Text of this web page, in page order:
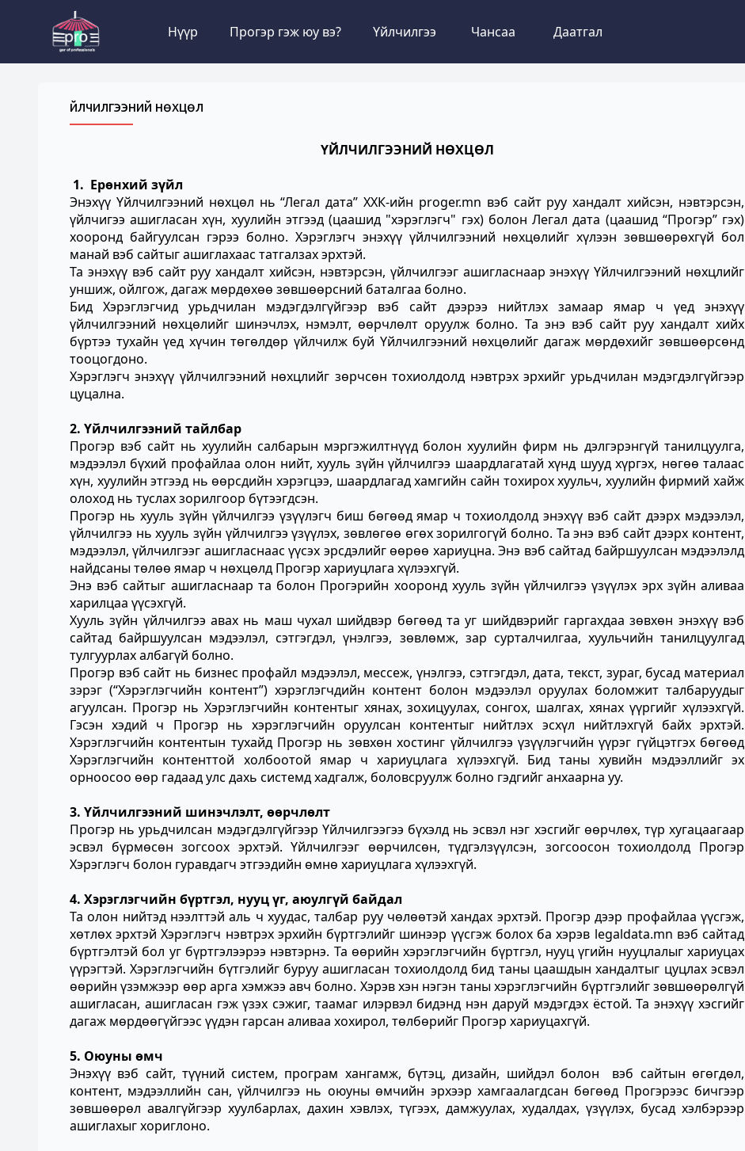
Нүүр Прогэр гэж юу вэ? Үйлчилгээ Чансаа Даатгал
Үйлчилгээний нөхцөл
ҮЙЛЧИЛГЭЭНИЙ НӨХЦӨЛ
1. Ерөнхий зүйл
Энэхүү Үйлчилгээний нөхцөл нь “Легал дата” ХХК-ийн proger.mn вэб сайт руу хандалт хийсэн, нэвтэрсэн,
үйлчигээ ашигласан хүн, хуулийн этгээд (цаашид "хэрэглэгч" гэх) болон Легал дата (цаашид “Прогэр” гэх)
хооронд байгуулсан гэрээ болно. Хэрэглэгч энэхүү үйлчилгээний нөхцөлийг хүлээн зөвшөөрөхгүй бол
манай вэб сайтыг ашиглахаас татгалзах эрхтэй.
Та энэхүү вэб сайт руу хандалт хийсэн, нэвтэрсэн, үйлчилгээг ашигласнаар энэхүү Үйлчилгээний нөхцлийг
уншиж, ойлгож, дагаж мөрдөхөө зөвшөөрсний баталгаа болно.
Бид Хэрэглэгчид урьдчилан мэдэгдэлгүйгээр вэб сайт дээрээ нийтлэх замаар ямар ч үед энэхүү
үйлчилгээний нөхцөлийг шинэчлэх, нэмэлт, өөрчлөлт оруулж болно. Та энэ вэб сайт руу хандалт хийх
бүртээ тухайн үед хүчин төгөлдөр үйлчилж буй Үйлчилгээний нөхцөлийг дагаж мөрдөхийг зөвшөөрсөнд
тооцогдоно.
Хэрэглэгч энэхүү үйлчилгээний нөхцлийг зөрчсөн тохиолдолд нэвтрэх эрхийг урьдчилан мэдэгдэлгүйгээр
цуцална.
2. Үйлчилгээний тайлбар
Прогэр вэб сайт нь хуулийн салбарын мэргэжилтнүүд болон хуулийн фирм нь дэлгэрэнгүй танилцуулга,
мэдээлэл бүхий профайлаа олон нийт, хууль зүйн үйлчилгээ шаардлагатай хүнд шууд хүргэх, нөгөө талаас
хүн, хуулийн этгээд нь өөрсдийн хэрэгцээ, шаардлагад хамгийн сайн тохирох хуульч, хуулийн фирмий хайж
олоход нь туслах зорилгоор бүтээгдсэн.
Прогэр нь хууль зүйн үйлчилгээ үзүүлэгч биш бөгөөд ямар ч тохиолдолд энэхүү вэб сайт дээрх мэдээлэл,
үйлчилгээ нь хууль зүйн үйлчилгээ үзүүлэх, зөвлөгөө өгөх зорилгогүй болно. Та энэ вэб сайт дээрх контент,
мэдээлэл, үйлчилгээг ашигласнаас үүсэх эрсдэлийг өөрөө хариуцна. Энэ вэб сайтад байршуулсан мэдээлэлд
найдсаны төлөө ямар ч нөхцөлд Прогэр хариуцлага хүлээхгүй.
Энэ вэб сайтыг ашигласнаар та болон Прогэрийн хооронд хууль зүйн үйлчилгээ үзүүлэх эрх зүйн аливаа
харилцаа үүсэхгүй.
Хууль зүйн үйлчилгээ авах нь маш чухал шийдвэр бөгөөд та уг шийдвэрийг гаргахдаа зөвхөн энэхүү вэб
сайтад байршуулсан мэдээлэл, сэтгэгдэл, үнэлгээ, зөвлөмж, зар сурталчилгаа, хуульчийн танилцуулгад
тулгуурлах албагүй болно.
Прогэр вэб сайт нь бизнес профайл мэдээлэл, мессеж, үнэлгээ, сэтгэгдэл, дата, текст, зураг, бусад материал
зэрэг (“Хэрэглэгчийн контент”) хэрэглэгчдийн контент болон мэдээлэл оруулах боломжит талбаруудыг
агуулсан. Прогэр нь Хэрэглэгчийн контентыг хянах, зохицуулах, сонгох, шалгах, хянах үүргийг хүлээхгүй.
Гэсэн хэдий ч Прогэр нь хэрэглэгчийн оруулсан контентыг нийтлэх эсхүл нийтлэхгүй байх эрхтэй.
Хэрэглэгчийн контентын тухайд Прогэр нь зөвхөн хостинг үйлчилгээ үзүүлэгчийн үүрэг гүйцэтгэх бөгөөд
Хэрэглэгчийн контенттой холбоотой ямар ч хариуцлага хүлээхгүй. Бид таны хувийн мэдээллийг эх
орноосоо өөр гадаад улс дахь системд хадгалж, боловсруулж болно гэдгийг анхаарна уу.
3. Үйлчилгээний шинэчлэлт, өөрчлөлт
Прогэр нь урьдчилсан мэдэгдэлгүйгээр Үйлчилгээгээ бүхэлд нь эсвэл нэг хэсгийг өөрчлөх, түр хугацаагаар
эсвэл бүрмөсөн зогсоох эрхтэй. Үйлчилгээг өөрчилсөн, түдгэлзүүлсэн, зогсоосон тохиолдолд Прогэр
Хэрэглэгч болон гуравдагч этгээдийн өмнө хариуцлага хүлээхгүй.
4. Хэрэглэгчийн бүртгэл, нууц үг, аюулгүй байдал
Та олон нийтэд нээлттэй аль ч хуудас, талбар руу чөлөөтэй хандах эрхтэй. Прогэр дээр профайлаа үүсгэж,
хөтлөх эрхтэй Хэрэглэгч нэвтрэх эрхийн бүртгэлийг шинээр үүсгэж болох ба хэрэв legaldata.mn вэб сайтад
бүртгэлтэй бол уг бүртгэлээрээ нэвтэрнэ. Та өөрийн хэрэглэгчийн бүртгэл, нууц үгийн нууцлалыг хариуцах
үүрэгтэй. Хэрэглэгчийн бүтгэлийг буруу ашигласан тохиолдолд бид таны цаашдын хандалтыг цуцлах эсвэл
өөрийн үзэмжээр өөр арга хэмжээ авч болно. Хэрэв хэн нэгэн таны хэрэглэгчийн бүртгэлийг зөвшөөрөлгүй
ашигласан, ашигласан гэж үзэх сэжиг, таамаг илэрвэл бидэнд нэн даруй мэдэгдэх ёстой. Та энэхүү хэсгийг
дагаж мөрдөөгүйгээс үүдэн гарсан аливаа хохирол, төлбөрийг Прогэр хариуцахгүй.
5. Оюуны өмч
Энэхүү вэб сайт, түүний систем, програм хангамж, бүтэц, дизайн, шийдэл болон вэб сайтын өгөгдөл,
контент, мэдээллийн сан, үйлчилгээ нь оюуны өмчийн эрхээр хамгаалагдсан бөгөөд Прогэрээс бичгээр
зөвшөөрөл авалгүйгээр хуулбарлах, дахин хэвлэх, түгээх, дамжуулах, худалдах, үзүүлэх, бусад хэлбэрээр
ашиглахыг хориглоно.